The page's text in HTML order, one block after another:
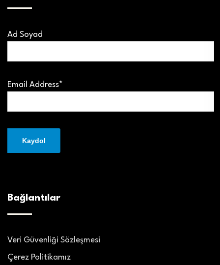
Ad Soyad
Email Address*
Bağlantılar
Veri Güvenliği Sözleşmesi
Çerez Politikamız